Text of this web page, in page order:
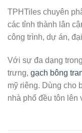
TPHTiles chuyên
các tỉnh thành lân
công trình, dự án,
Với sự đa dạng
trưng, gạch bông
mỹ riêng. Dùng cho
nhà phố đều tôn lên